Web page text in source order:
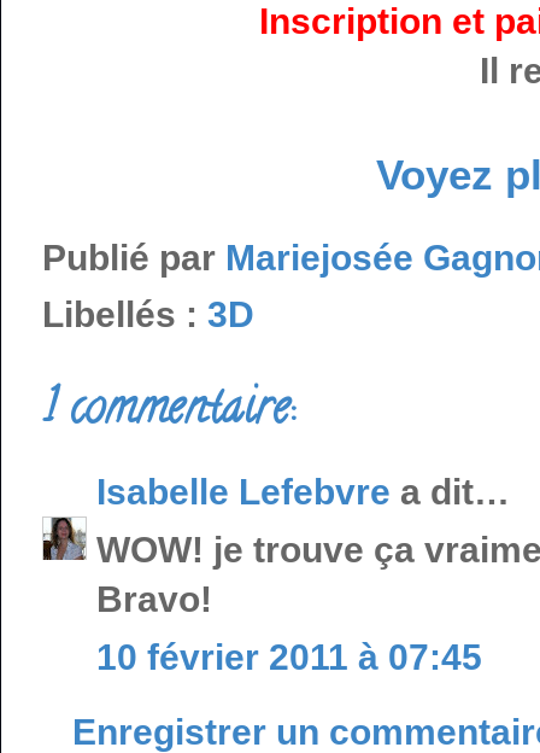
Inscription et
Il
Voyez
Publié par Mariejosée
Libellés : 3D
1 commentaire:
Isabelle Lefebvre a dit…
WOW! je trouve ça
Bravo!
10 février 2011 à 07:45
Enregistrer un